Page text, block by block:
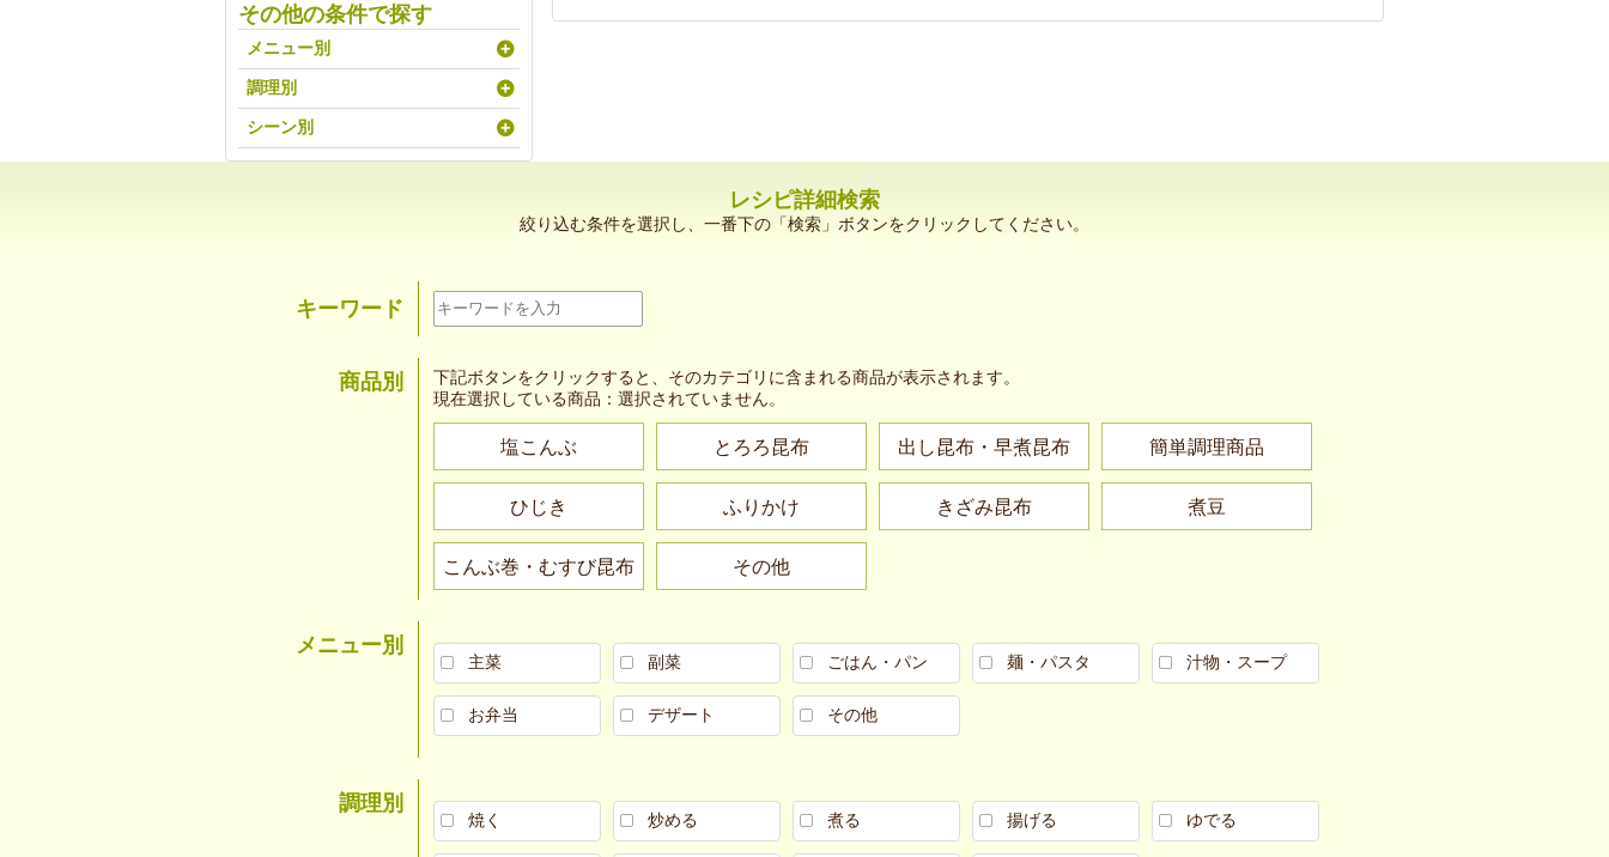
その他の条件で探す
メニュー別
調理別
シーン別
レシピ詳細検索
絞り込む条件を選択し、一番下の「検索」ボタンをクリックしてください。
キーワード
商品別
下記ボタンをクリックすると、そのカテゴリに含まれる商品が表示されます。
現在選択している商品： 選択されていません。
塩こんぶ とろろ昆布 出し昆布・早煮昆布 簡単調理商品
ひじき ふりかけ きざみ昆布 煮豆
こんぶ巻・むすび昆布 その他
メニュー別
主菜 副菜 ごはん・パン 麺・パスタ 汁物・スープ
お弁当 デザート その他
調理別
焼く 炒める 煮る 揚げる ゆでる